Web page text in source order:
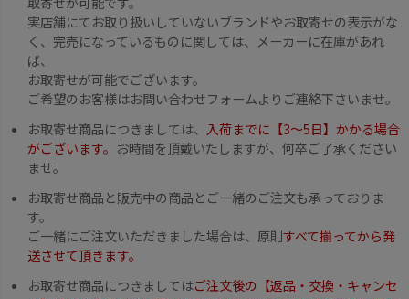
実店舗にてお取り扱いしていないブランドやお取寄せの表示がな
く、完売になっているものに関しては、メーカーに在庫があれ
ば、
お取寄せが可能でございます。
ご希望のお客様はお問い合わせフォームよりご連絡下さいませ。
お取寄せ商品につきましては、 入荷までに【3〜5日】かかる場合
がございます。 お時間を頂戴いたしますが、何卒ご了承ください
ませ。
お取寄せ商品と販売中の商品とご一緒のご注文も承っておりま
す。
ご一緒にご注文いただきました場合は、原則すべて揃ってから発
送させて頂きます。
お取寄せ商品につきましてはご注文後の【返品・交換・キャンセ